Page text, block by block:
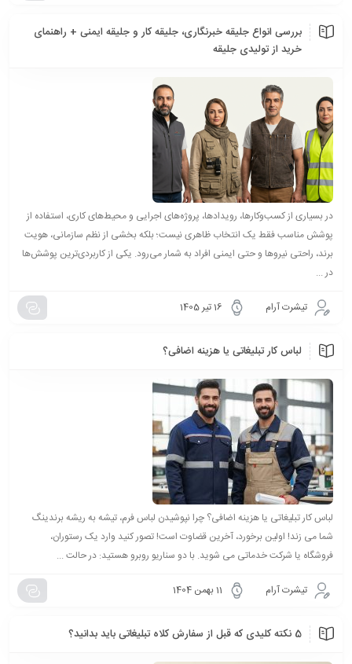
بررسی انواع جلیقه خبرنگاری، جلیقه کار و جلیقه ایمنی + راهنمای
خرید از تولیدی جلیقه
در بسیاری از کسب‌وکارها، رویدادها، پروژه‌های اجرایی و محیط‌های کاری، استفاده از
پوشش مناسب فقط یک انتخاب ظاهری نیست؛ بلکه بخشی از نظم سازمانی، هویت
برند، راحتی نیروها و حتی ایمنی افراد به شمار می‌رود. یکی از کاربردی‌ترین پوشش‌ها
در ...
تیشرت آرام 16 تیر 1405
لباس کار تبلیغاتی یا هزینه اضافی؟
لباس کار تبلیغاتی یا هزینه اضافی؟ چرا نپوشیدن لباس فرم، تیشه به ریشه برندینگ
شما می زند! اولین برخورد، آخرین قضاوت است! تصور کنید وارد یک رستوران،
فروشگاه یا شرکت خدماتی می شوید. با دو سناریو روبرو هستید: در حالت ...
تیشرت آرام 11 بهمن 1404
5 نکته کلیدی که قبل از سفارش کلاه تبلیغاتی باید بدانید؟